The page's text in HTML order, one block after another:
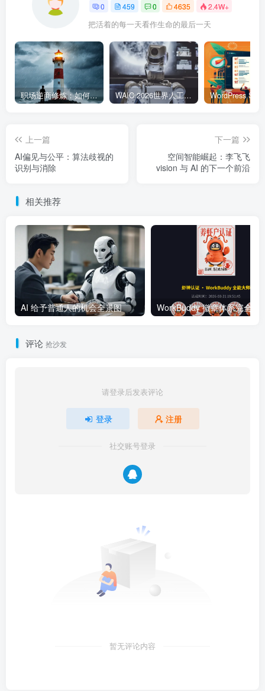
0 459 0 4635 2.4W+
把活着的每一天看作生命的最后一天
职场逆商修炼：如何把每一次挫折转化为成长的养分 WAIC 2026世界人工智能大会7月17日开幕：300款全球首发，展览面积首破10万平米
上一篇
AI偏见与公平：算法歧视的
识别与消除
下一篇
空间智能崛起：李飞飞
vision 与 AI 的下一个前沿
相关推荐
AI 给予普通人的机会全景图
评论 抢沙发
请登录后发表评论
登录 注册
社交账号登录
暂无评论内容